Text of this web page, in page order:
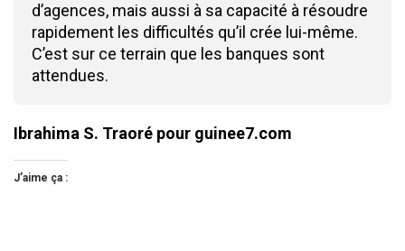
d’agences, mais aussi à sa capacité à résoudre
rapidement les difficultés qu’il crée lui-même.
C’est sur ce terrain que les banques sont
attendues.
Ibrahima S. Traoré pour guinee7.com
J’aime ça :